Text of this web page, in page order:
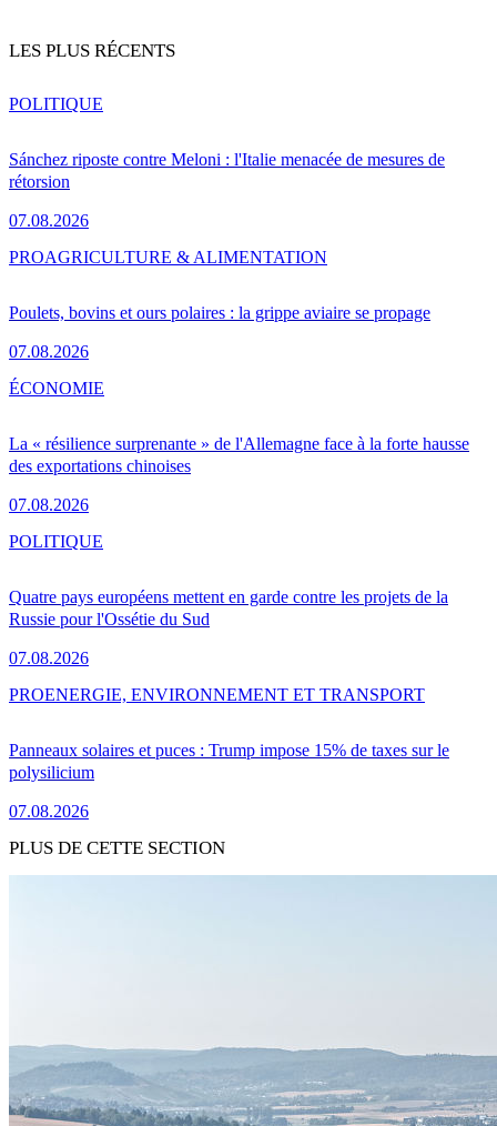
LES PLUS RÉCENTS
Sánchez riposte contre Meloni : l'Italie menacée de mesures de
rétorsion
07.08.2026
POLITIQUE
Poulets, bovins et ours polaires : la grippe aviaire se propage
07.08.2026
PROAGRICULTURE & ALIMENTATION
La « résilience surprenante » de l'Allemagne face à la forte hausse
des exportations chinoises
07.08.2026
ÉCONOMIE
Quatre pays européens mettent en garde contre les projets de la
Russie pour l'Ossétie du Sud
07.08.2026
POLITIQUE
Panneaux solaires et puces : Trump impose 15% de taxes sur le
polysilicium
07.08.2026
PROENERGIE, ENVIRONNEMENT ET TRANSPORT
PLUS DE CETTE SECTION